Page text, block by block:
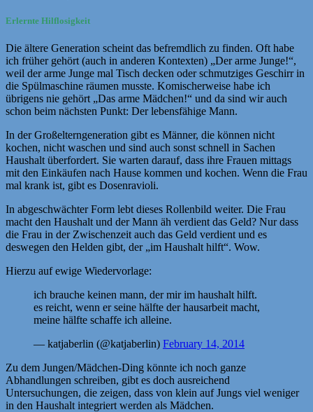
Erlernte Hilflosigkeit
Die ältere Generation scheint das befremdlich zu finden. Oft habe
ich früher gehört (auch in anderen Kontexten) „Der arme Junge!“,
weil der arme Junge mal Tisch decken oder schmutziges Geschirr in
die Spülmaschine räumen musste. Komischerweise habe ich
übrigens nie gehört „Das arme Mädchen!“ und da sind wir auch
schon beim nächsten Punkt: Der lebensfähige Mann.
In der Großelterngeneration gibt es Männer, die können nicht
kochen, nicht waschen und sind auch sonst schnell in Sachen
Haushalt überfordert. Sie warten darauf, dass ihre Frauen mittags
mit den Einkäufen nach Hause kommen und kochen. Wenn die Frau
mal krank ist, gibt es Dosenravioli.
In abgeschwächter Form lebt dieses Rollenbild weiter. Die Frau
macht den Haushalt und der Mann äh verdient das Geld? Nur dass
die Frau in der Zwischenzeit auch das Geld verdient und es
deswegen den Helden gibt, der „im Haushalt hilft“. Wow.
Hierzu auf ewige Wiedervorlage:
ich brauche keinen mann, der mir im haushalt hilft.
es reicht, wenn er seine hälfte der hausarbeit macht,
meine hälfte schaffe ich alleine.
— katjaberlin (@katjaberlin) February 14, 2014
Zu dem Jungen/Mädchen-Ding könnte ich noch ganze
Abhandlungen schreiben, gibt es doch ausreichend
Untersuchungen, die zeigen, dass von klein auf Jungs viel weniger
in den Haushalt integriert werden als Mädchen.